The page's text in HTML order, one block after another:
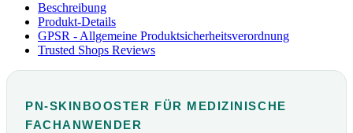
Beschreibung
Produkt-Details
GPSR - Allgemeine Produktsicherheitsverordnung
Trusted Shops Reviews
PN-SKINBOOSTER FÜR MEDIZINISCHE
FACHANWENDER